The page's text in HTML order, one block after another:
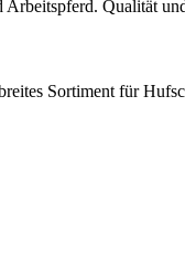
Qualität
Sortiment für